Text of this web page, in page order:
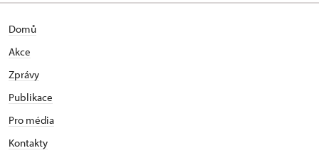
Domů
Akce
Zprávy
Publikace
Pro média
Kontakty